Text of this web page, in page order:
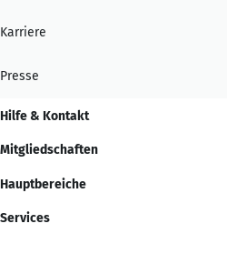
Karriere
Presse
Hilfe & Kontakt
Mitgliedschaften
Hauptbereiche
Services